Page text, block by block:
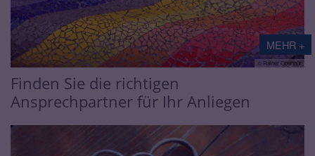
MEHR +
© Rainer Oberthür
Finden Sie die richtigen
Ansprechpartner für Ihr Anliegen